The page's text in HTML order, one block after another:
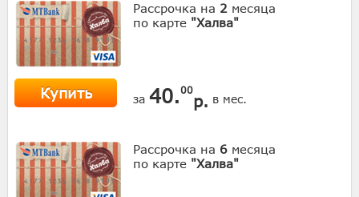
Рассрочка на 2 месяца
по карте "Халва"
Купить за 40.00
р. в мес.
Рассрочка на 6 месяца
по карте "Халва"